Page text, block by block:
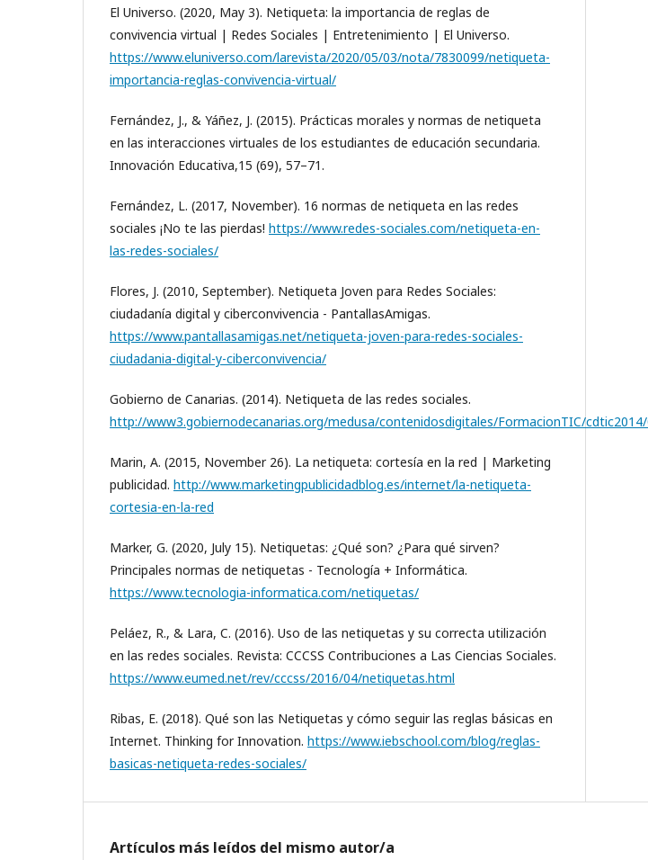
El Universo. (2020, May 3). Netiqueta: la importancia de reglas de
convivencia virtual | Redes Sociales | Entretenimiento | El Universo.
https://www.eluniverso.com/larevista/2020/05/03/nota/7830099/netiqueta-
importancia-reglas-convivencia-virtual/
Fernández, J., & Yáñez, J. (2015). Prácticas morales y normas de netiqueta
en las interacciones virtuales de los estudiantes de educación secundaria.
Innovación Educativa,15 (69), 57–71.
Fernández, L. (2017, November). 16 normas de netiqueta en las redes
sociales ¡No te las pierdas! https://www.redes-sociales.com/netiqueta-en-
las-redes-sociales/
Flores, J. (2010, September). Netiqueta Joven para Redes Sociales:
ciudadanía digital y ciberconvivencia - PantallasAmigas.
https://www.pantallasamigas.net/netiqueta-joven-para-redes-sociales-
ciudadania-digital-y-ciberconvivencia/
Gobierno de Canarias. (2014). Netiqueta de las redes sociales.
http://www3.gobiernodecanarias.org/medusa/contenidosdigitales/FormacionTIC/cdtic2014/
Marin, A. (2015, November 26). La netiqueta: cortesía en la red | Marketing
publicidad. http://www.marketingpublicidadblog.es/internet/la-netiqueta-
cortesia-en-la-red
Marker, G. (2020, July 15). Netiquetas: ¿Qué son? ¿Para qué sirven?
Principales normas de netiquetas - Tecnología + Informática.
https://www.tecnologia-informatica.com/netiquetas/
Peláez, R., & Lara, C. (2016). Uso de las netiquetas y su correcta utilización
en las redes sociales. Revista: CCCSS Contribuciones a Las Ciencias Sociales.
https://www.eumed.net/rev/cccss/2016/04/netiquetas.html
Ribas, E. (2018). Qué son las Netiquetas y cómo seguir las reglas básicas en
Internet. Thinking for Innovation. https://www.iebschool.com/blog/reglas-
basicas-netiqueta-redes-sociales/
Artículos más leídos del mismo autor/a